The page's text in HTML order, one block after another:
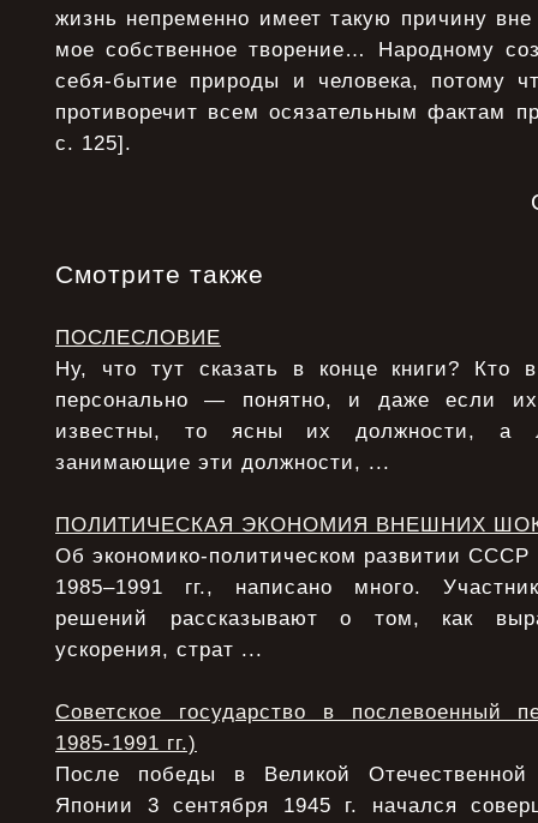
жизнь непременно имеет такую причину
мое собственное творение… Народному
себя-бытие природы и человека, потому
противоречит всем осязательным фактам
с. 125].
Смотрите также
ПОСЛЕСЛОВИЕ
Ну, что тут сказать в конце книги? Кто
персонально — понятно, и даже если
известны, то ясны их должности, а
занимающие эти должности, ...
ПОЛИТИЧЕСКАЯ ЭКОНОМИЯ ВНЕШНИХ
Об экономико-политическом развитии СССР
1985–1991 гг., написано много.
решений рассказывают о том, как
ускорения, страт ...
Советское государство в послевоенный
1985-1991 гг.)
После победы в Великой
Японии 3 сентября 1945 г. начался